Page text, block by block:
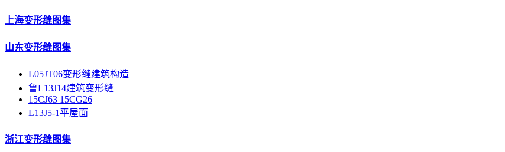
上海变形缝图集
山东变形缝图集
L05JT06变形缝建筑构造
鲁L13J14建筑变形缝
15CJ63 15CG26
L13J5-1平屋面
浙江变形缝图集